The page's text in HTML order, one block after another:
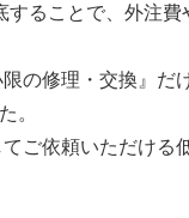
ることで、外注費
の修理・交換』だ
。
ご依頼いただける